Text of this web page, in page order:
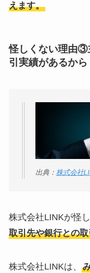
えます。
怪しくない理由③
引実績があるから
出典： 株式会社
株式会社LINKが怪
取引先や銀行との
株式会社LINKは、